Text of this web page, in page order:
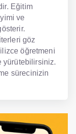
Eğitim
ve
göz
öğretmeni
yürütebilirsiniz.
sürecinizin